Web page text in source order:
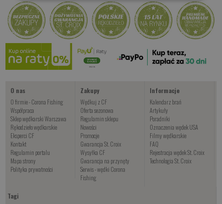
Kup teraz >
O nas
O firmie - Corona Fishing
Współpraca
Sklep wędkarski Warszawa
Rękodzieło wędkarskie
Eksperci CF
Kontakt
Regulamin portalu
Mapa strony
Polityka prywatności
Zakupy
Wędkuj z CF
Oferta sezonowa
Regulamin sklepu
Nowości
Promocje
Gwarancja St. Croix
Wysyłka CF
Gwarancja na przynęty
Serwis - wędki Corona
Fishing
Informacje
Kalendarz brań
Artykuły
Poradniki
Oznaczenia wędek USA
Filmy wędkarskie
FAQ
Rejestracja wędek St. Croix
Technologia St. Croix
Tagi